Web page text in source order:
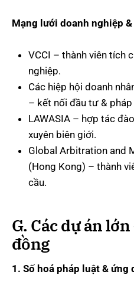
Mạng lưới doanh nghiệp
VCCI – thành viên tích
nghiệp.
Các hiệp hội doanh
– kết nối đầu tư &
LAWASIA – hợp tác
xuyên biên giới.
Global Arbitration and
(Hong Kong) – thành
cầu.
G. Các dự án
đồng
1. Số hoá pháp luật & ứng